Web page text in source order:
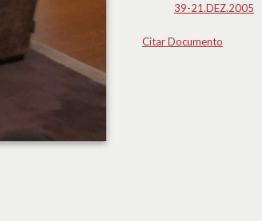
39-21.DEZ.2005
Citar Documento